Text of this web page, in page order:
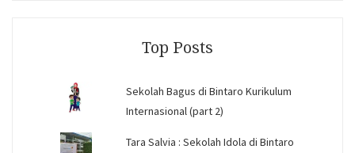
Top Posts
Sekolah Bagus di Bintaro Kurikulum
Internasional (part 2)
Tara Salvia : Sekolah Idola di Bintaro